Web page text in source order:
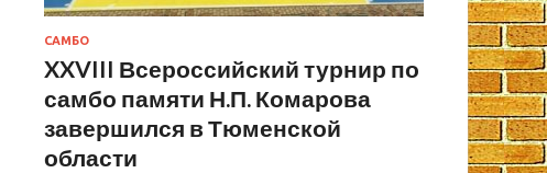
САМБО
XXVIII Всероссийский турнир по
самбо памяти Н.П. Комарова
завершился в Тюменской
области